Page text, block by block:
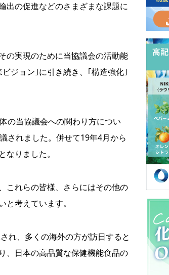
出の促進などのさまざまな課題に
の実現のために当協議会の活動能
ジョン｣に引き続き、｢構造強化｣
の当協議会への関わり方につい
されました。併せて19年4月から
りました。
これらの皆様、さらにはその他の
考えています。
れ、多くの海外の方が訪日すると
、日本の高品質な保健機能食品の